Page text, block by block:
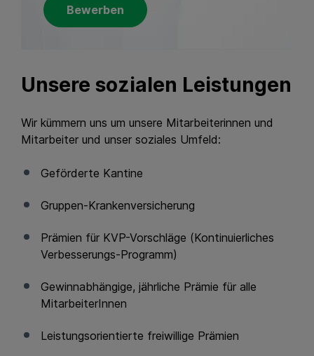
Bewerben
Unsere sozialen Leistungen
Wir kümmern uns um unsere Mitarbeiterinnen und
Mitarbeiter und unser soziales Umfeld:
Geförderte Kantine
Gruppen-Krankenversicherung
Prämien für KVP-Vorschläge (Kontinuierliches
Verbesserungs-Programm)
Gewinnabhängige, jährliche Prämie für alle
MitarbeiterInnen
Leistungsorientierte freiwillige Prämien